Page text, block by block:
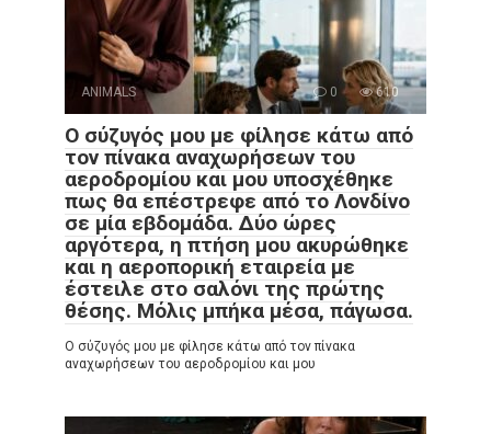
ANIMALS 0 610
Ο σύζυγός μου με φίλησε κάτω από
τον πίνακα αναχωρήσεων του
αεροδρομίου και μου υποσχέθηκε
πως θα επέστρεφε από το Λονδίνο
σε μία εβδομάδα. Δύο ώρες
αργότερα, η πτήση μου ακυρώθηκε
και η αεροπορική εταιρεία με
έστειλε στο σαλόνι της πρώτης
θέσης. Μόλις μπήκα μέσα, πάγωσα.
Ο σύζυγός μου με φίλησε κάτω από τον πίνακα
αναχωρήσεων του αεροδρομίου και μου